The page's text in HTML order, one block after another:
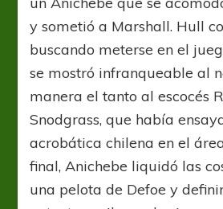
y sometió a Marshall. Hull
buscando meterse en el
se mostró infranqueable al
manera el tanto al escocés
Snodgrass, que había
acrobática chilena en el
final, Anichebe liquidó las
una pelota de Defoe y